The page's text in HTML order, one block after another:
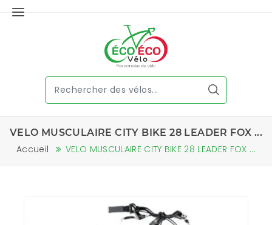
VELO MUSCULAIRE CITY BIKE 28 LEADER FOX ...
Accueil VELO MUSCULAIRE CITY BIKE 28 LEADER FOX ...